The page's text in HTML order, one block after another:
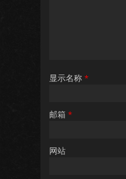
显示名称 *
邮箱 *
网站